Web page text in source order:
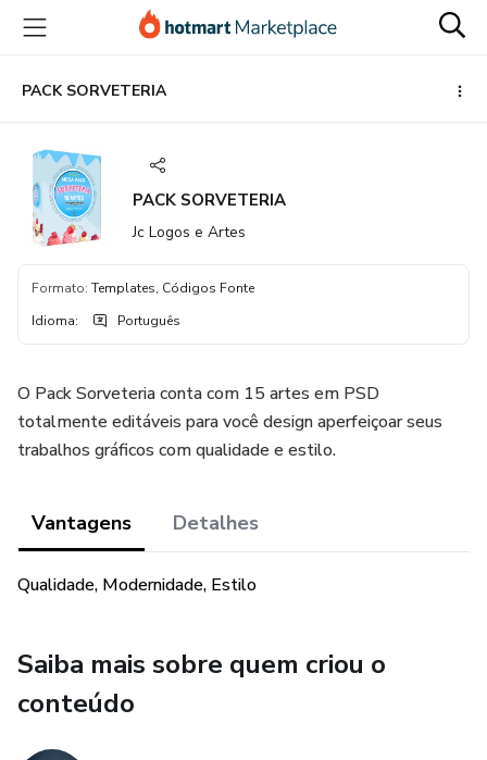
para
conteúdo
principal
para
pagamento
para
rodapéPACK SORVETERIA
PACK SORVETERIA
Jc Logos e Artes
Formato: Templates, Códigos Fonte
Idioma: Português
O Pack Sorveteria conta com 15 artes em PSD
totalmente editáveis para você design aperfeiçoar seus
trabalhos gráficos com qualidade e estilo.
Vantagens Detalhes
Qualidade, Modernidade, Estilo
Saiba mais sobre quem criou o
conteúdo